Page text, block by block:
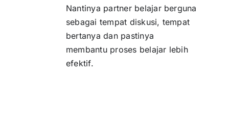
Nantinya partner belajar berguna
sebagai tempat diskusi, tempat
bertanya dan pastinya
membantu proses belajar lebih
efektif.